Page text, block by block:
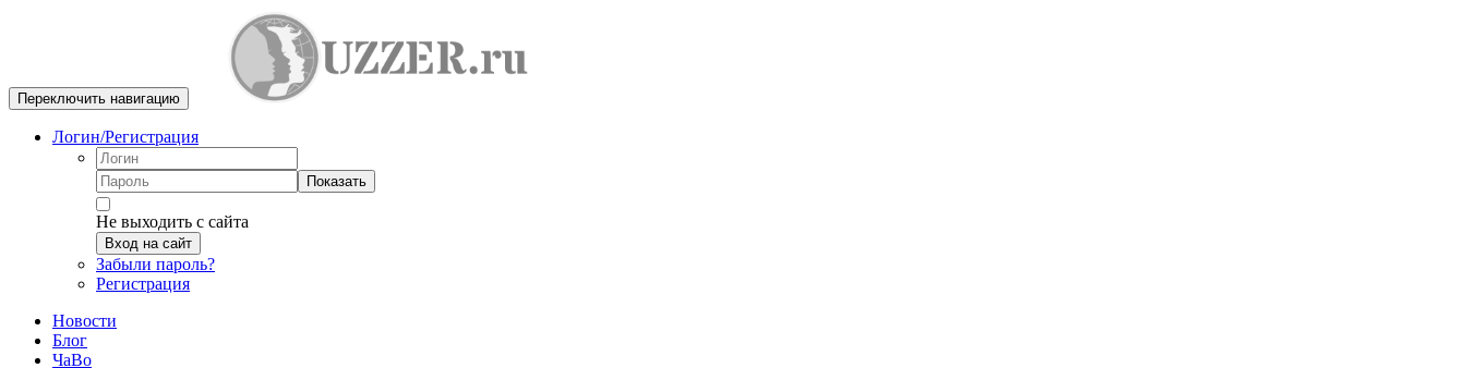
Переключить навигацию
Логин/Регистрация
Показать
Не выходить с сайта
Вход на сайт
Забыли пароль?
Регистрация
Новости
Блог
ЧаВо